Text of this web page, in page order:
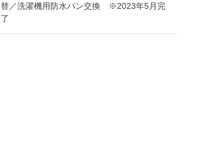
替／洗濯機用防水パン交換 ※2023年5月完
了